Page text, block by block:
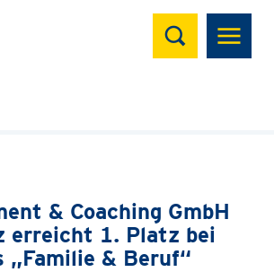
Suchen
& Coaching GmbH
erreicht 1. Platz bei
„Familie & Beruf“